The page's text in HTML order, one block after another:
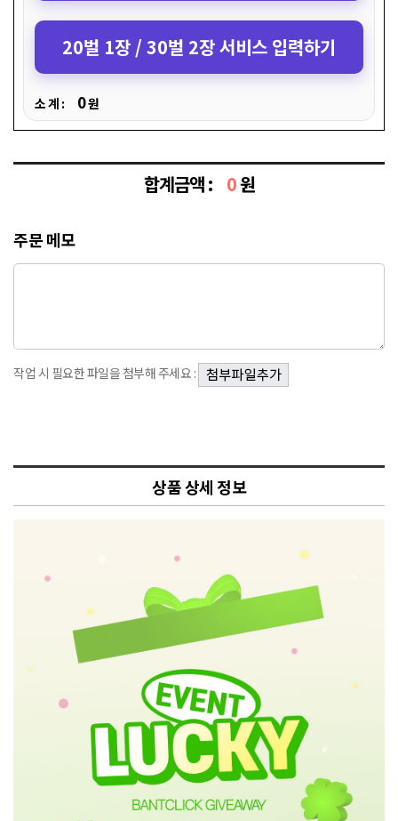
20벌 1장 / 30벌 2장 서비스 입력하기
소 계 : 0원
합계금액 : 0원
주문 메모
작업 시 필요한 파일을 첨부해 주세요 :
상품 상세 정보